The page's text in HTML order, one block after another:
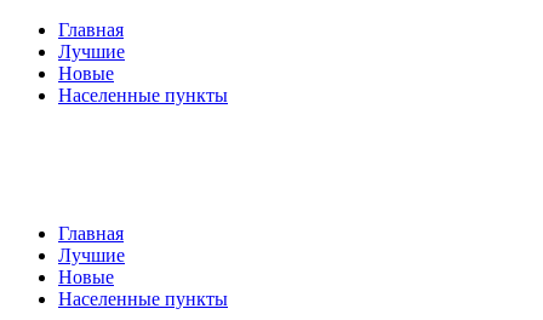
Главная
Лучшие
Новые
Населенные пункты
Главная
Лучшие
Новые
Населенные пункты